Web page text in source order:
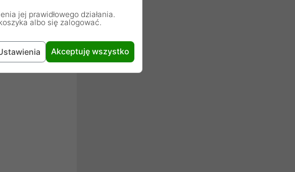
GHz. Dzięki
serwerem
jej prawidłowego działania.
albo się zalogować.
Akceptuję wszystko